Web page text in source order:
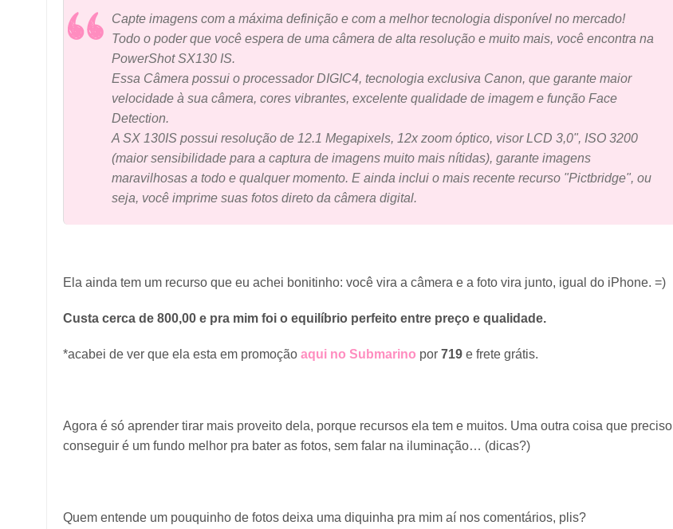
Capte imagens com a máxima definição e com a melhor tecnologia disponível no mercado!
Todo o poder que você espera de uma câmera de alta resolução e muito mais, você encontra na
PowerShot SX130 IS.
Essa Câmera possui o processador DIGIC4, tecnologia exclusiva Canon, que garante maior
velocidade à sua câmera, cores vibrantes, excelente qualidade de imagem e função Face
Detection.
A SX 130IS possui resolução de 12.1 Megapixels, 12x zoom óptico, visor LCD 3,0", ISO 3200
(maior sensibilidade para a captura de imagens muito mais nítidas), garante imagens
maravilhosas a todo e qualquer momento. E ainda inclui o mais recente recurso "Pictbridge", ou
seja, você imprime suas fotos direto da câmera digital.
Ela ainda tem um recurso que eu achei bonitinho: você vira a câmera e a foto vira junto, igual do iPhone. =)
Custa cerca de 800,00 e pra mim foi o equilíbrio perfeito entre preço e qualidade.
*acabei de ver que ela esta em promoção aqui no Submarino por 719 e frete grátis.
Agora é só aprender tirar mais proveito dela, porque recursos ela tem e muitos. Uma outra coisa que preciso
conseguir é um fundo melhor pra bater as fotos, sem falar na iluminação… (dicas?)
Quem entende um pouquinho de fotos deixa uma diquinha pra mim aí nos comentários, plis?